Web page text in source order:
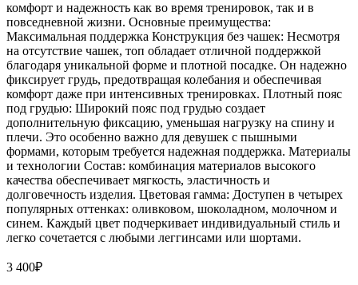
комфорт и надежность как во время тренировок, так и в
повседневной жизни. Основные преимущества:
Максимальная поддержка Конструкция без чашек: Несмотря
на отсутствие чашек, топ обладает отличной поддержкой
благодаря уникальной форме и плотной посадке. Он надежно
фиксирует грудь, предотвращая колебания и обеспечивая
комфорт даже при интенсивных тренировках. Плотный пояс
под грудью: Широкий пояс под грудью создает
дополнительную фиксацию, уменьшая нагрузку на спину и
плечи. Это особенно важно для девушек с пышными
формами, которым требуется надежная поддержка. Материалы
и технологии Состав: комбинация материалов высокого
качества обеспечивает мягкость, эластичность и
долговечность изделия. Цветовая гамма: Доступен в четырех
популярных оттенках: оливковом, шоколадном, молочном и
синем. Каждый цвет подчеркивает индивидуальный стиль и
легко сочетается с любыми леггинсами или шортами.
3 400₽